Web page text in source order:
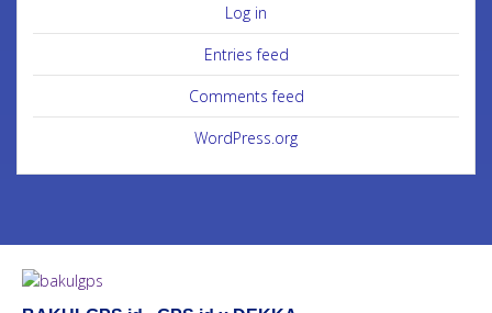
Log in
Entries feed
Comments feed
WordPress.org